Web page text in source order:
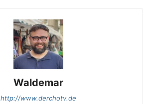
Waldemar
http://www.derchotv.de